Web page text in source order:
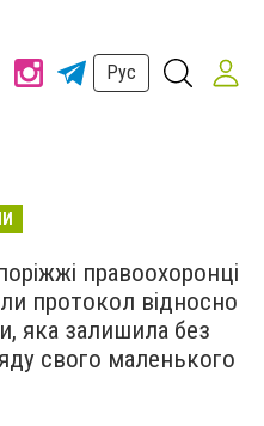
Рус
правоохоронці
протокол відносно
яка залишила без
свого маленького